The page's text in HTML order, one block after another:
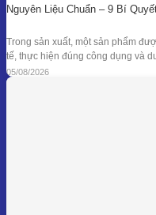
Nguyên Liệu Chuẩn – 9 Bí
Trong sản xuất, một sản phẩm
tế, thực hiện đúng công dụng và
đạt được kết quả đó, doanh
cứu, nguyên liệu, công thức
05/08/2026